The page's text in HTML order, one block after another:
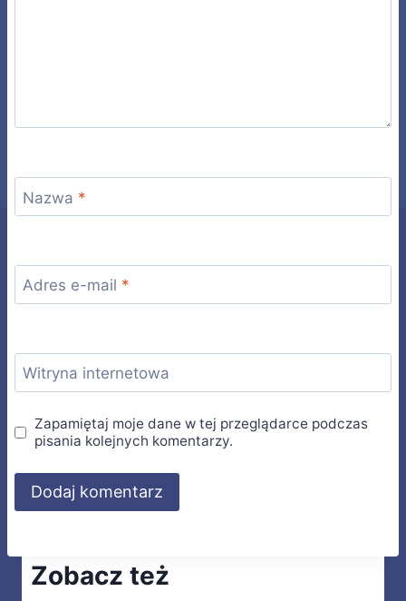
Nazwa *
Adres e-mail *
Witryna internetowa
Zapamiętaj moje dane w tej przeglądarce podczas
pisania kolejnych komentarzy.
Zobacz też